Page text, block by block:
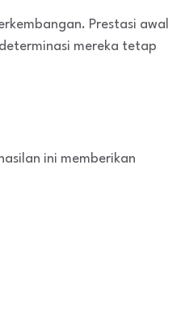
Prestasi awal
mereka tetap
ini memberikan